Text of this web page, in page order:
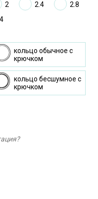
2 2.4
2.8
4
кольцо oбычное c
крючком
кольцо бесшумное c
крючком